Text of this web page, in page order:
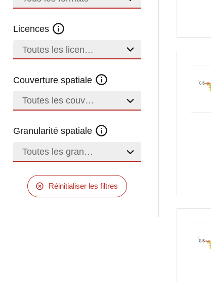
Licences
Toutes les licences
Couverture spatiale
Toutes les couvertures
Granularité spatiale
Toutes les granularités
Réinitialiser les filtres